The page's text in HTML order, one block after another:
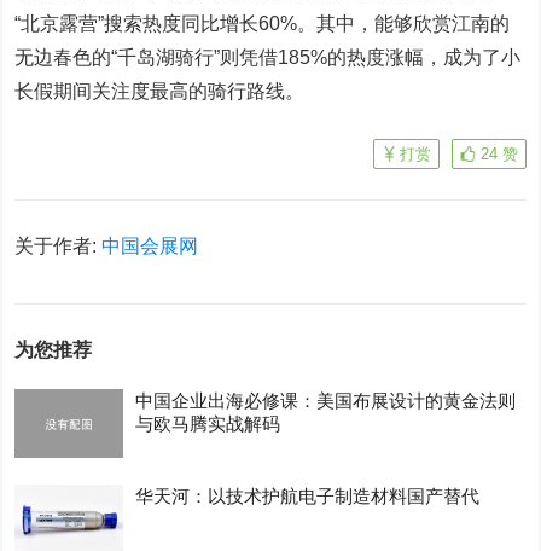
“北京露营”搜索热度同比增长60%。其中，能够欣赏江南的
无边春色的“千岛湖骑行”则凭借185%的热度涨幅，成为了小
长假期间关注度最高的骑行路线。
24 赞
打赏
关于作者:中国会展网
为您推荐
中国企业出海必修课：美国布展设计的黄金法则
与欧马腾实战解码
华天河：以技术护航电子制造材料国产替代